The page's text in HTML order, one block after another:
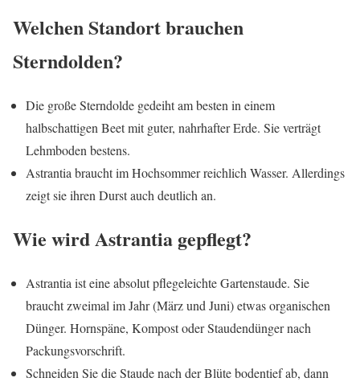
Welchen Standort brauchen
Sterndolden?
Die große Sterndolde gedeiht am besten in einem
halbschattigen Beet mit guter, nahrhafter Erde. Sie verträgt
Lehmboden bestens.
Astrantia braucht im Hochsommer reichlich Wasser. Allerdings
zeigt sie ihren Durst auch deutlich an.
Wie wird Astrantia gepflegt?
Astrantia ist eine absolut pflegeleichte Gartenstaude. Sie
braucht zweimal im Jahr (März und Juni) etwas organischen
Dünger. Hornspäne, Kompost oder Staudendünger nach
Packungsvorschrift.
Schneiden Sie die Staude nach der Blüte bodentief ab, dann